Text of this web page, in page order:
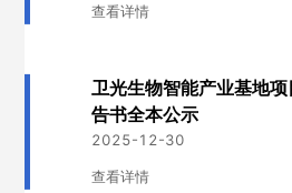
查看详情
卫光生物智能产业基地
告书全本公示
2025-12-30
查看详情